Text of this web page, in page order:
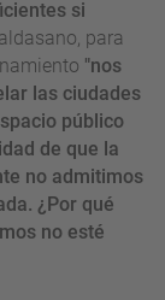
si
para
"nos
las ciudades
público
de que la
no admitimos
¿Por qué
no esté